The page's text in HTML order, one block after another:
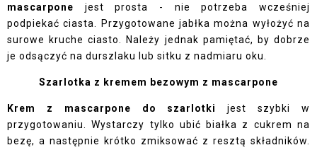
mascarpone jest prosta - nie potrzeba wcześniej
podpiekać ciasta. Przygotowane jabłka można wyłożyć na
surowe kruche ciasto. Należy jednak pamiętać, by dobrze
je odsączyć na durszlaku lub sitku z nadmiaru oku.
Szarlotka z kremem bezowym z mascarpone
Krem z mascarpone do szarlotki
jest szybki w
przygotowaniu. Wystarczy tylko ubić białka z cukrem na
bezę, a następnie krótko zmiksować z resztą składników.